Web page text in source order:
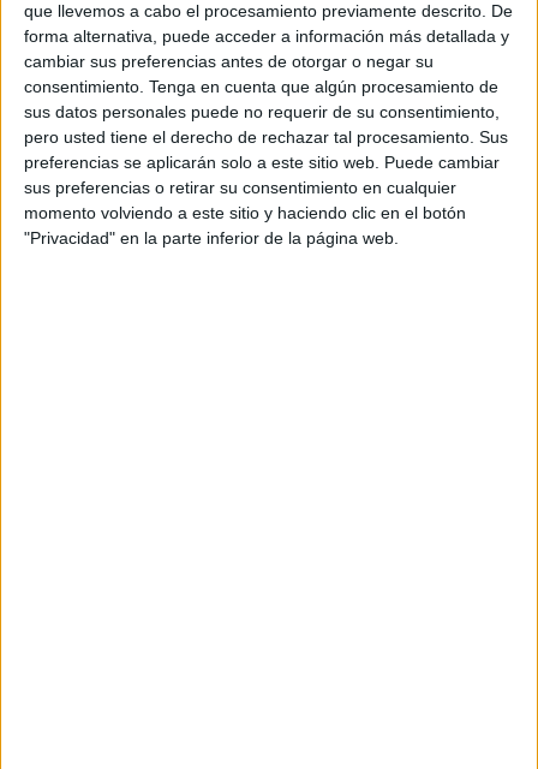
que llevemos a cabo el procesamiento previamente descrito. De
forma alternativa, puede acceder a información más detallada y
cambiar sus preferencias antes de otorgar o negar su
consentimiento. Tenga en cuenta que algún procesamiento de
sus datos personales puede no requerir de su consentimiento,
pero usted tiene el derecho de rechazar tal procesamiento. Sus
preferencias se aplicarán solo a este sitio web. Puede cambiar
sus preferencias o retirar su consentimiento en cualquier
momento volviendo a este sitio y haciendo clic en el botón
"Privacidad" en la parte inferior de la página web.
El Síndic de Greuges valora ''molt
positivament'' les polítiques
d'habitatge de l'Ajuntament de Salt
El Síndic de Greuges ha emès un informe on valora "molt
positivament" les polítiques d’habitatge impulsades per
l’Ajuntament de Salt (Gironès). Sobretot, ...